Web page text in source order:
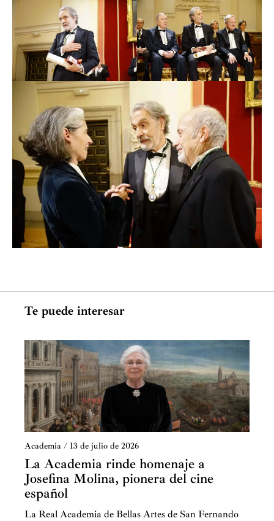
Te puede interesar
Academia / 13 de julio de 2026
La Academia rinde homenaje a
Josefina Molina, pionera del cine
español
La Real Academia de Bellas Artes de San Fernando